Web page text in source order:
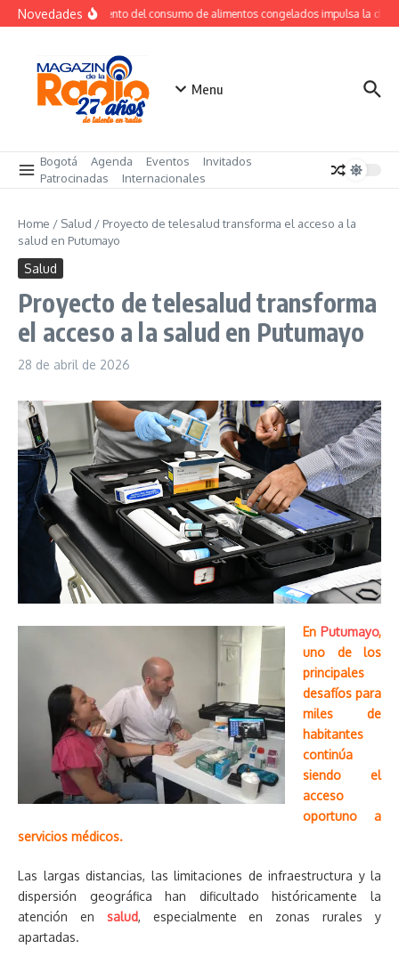
Saltar al contenido
NovedadesCrecimiento del consumo de alimentos congelados impulsa la
Menu
Bogotá Agenda Eventos
Invitados
Patrocinadas
Internacionales
Home / Salud / Proyecto de telesalud transforma el acceso a la
salud en Putumayo
Salud
Proyecto de telesalud transforma
el acceso a la salud en Putumayo
28 de abril de 2026
En Putumayo,
uno de los
principales
desafíos para
miles de
habitantes
continúa
siendo el
acceso
oportuno a
servicios médicos.
Las largas distancias, las limitaciones de infraestructura y la
dispersión geográfica han dificultado históricamente la
atención en salud, especialmente en zonas rurales y
apartadas.